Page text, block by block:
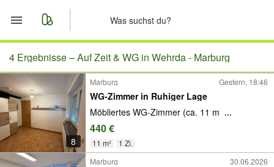
Start
Merkliste
Nachrichten
Anzeige aufgeben
4 Ergebnisse –Auf Zeit & WG in Wehrda - Marburg
8
Marburg Gestern, 18:46
WG-Zimmer in Ruhiger Lage
Möbliertes WG-Zimmer (ca. 11 m ...
440 €
11 m² 1 Zi.
Marburg 30.06.2026